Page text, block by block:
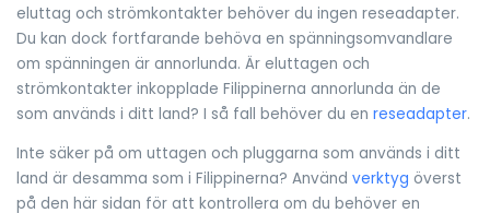
eluttag och strömkontakter behöver du ingen reseadapter.
Du kan dock fortfarande behöva en spänningsomvandlare
om spänningen är annorlunda. Är eluttagen och
strömkontakter inkopplade Filippinerna annorlunda än de
som används i ditt land? I så fall behöver du en reseadapter.
Inte säker på om uttagen och pluggarna som används i ditt
land är desamma som i Filippinerna? Använd verktyg överst
på den här sidan för att kontrollera om du behöver en